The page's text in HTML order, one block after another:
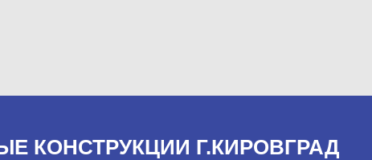
КОНСТРУКЦИИ Г.КИРОВГРАД